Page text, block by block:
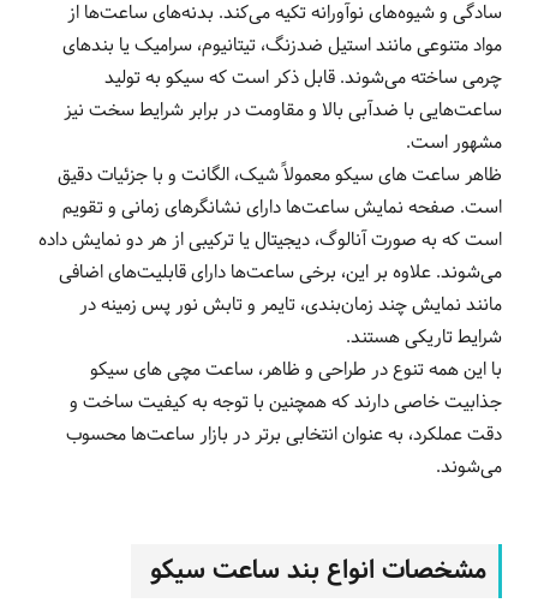
سادگی و شیوه‌های نوآورانه تکیه می‌کند. بدنه‌های ساعت‌ها از
مواد متنوعی مانند استیل ضدزنگ، تیتانیوم، سرامیک یا بند‌های
چرمی ساخته می‌شوند. قابل ذکر است که سیکو به تولید
ساعت‌هایی با ضدآبی بالا و مقاومت در برابر شرایط سخت نیز
مشهور است.
ظاهر ساعت های سیکو معمولاً شیک، الگانت و با جزئیات دقیق
است. صفحه نمایش ساعت‌ها دارای نشانگرهای زمانی و تقویم
است که به صورت آنالوگ، دیجیتال یا ترکیبی از هر دو نمایش داده
می‌شوند. علاوه بر این، برخی ساعت‌ها دارای قابلیت‌های اضافی
مانند نمایش چند زمان‌بندی، تایمر و تابش نور پس زمینه در
شرایط تاریکی هستند.
با این همه تنوع در طراحی و ظاهر، ساعت مچی های سیکو
جذابیت خاصی دارند که همچنین با توجه به کیفیت ساخت و
دقت عملکرد، به عنوان انتخابی برتر در بازار ساعت‌ها محسوب
می‌شوند.
مشخصات انواع بند ساعت سیکو